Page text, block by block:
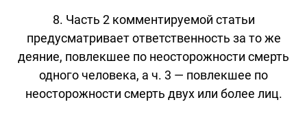
8. Часть 2 комментируемой статьи
предусматривает ответственность за то же
деяние, повлекшее по неосторожности смерть
одного человека, а ч. 3 — повлекшее по
неосторожности смерть двух или более лиц.